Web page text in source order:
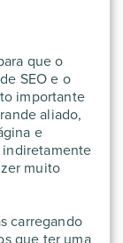
que o
SEO e o
importante
aliado,
e
muito
carregando
que ter uma